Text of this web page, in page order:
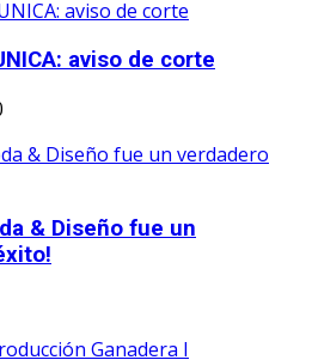
aviso de corte
& Diseño fue un